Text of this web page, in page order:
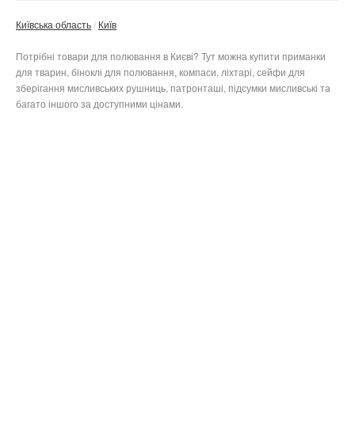
Київська область Київ
Потрібні товари для полювання в Києві? Тут можна купити приманки
для тварин, біноклі для полювання, компаси, ліхтарі, сейфи для
зберігання мисливських рушниць, патронташі, підсумки мисливські та
багато іншого за доступними цінами.